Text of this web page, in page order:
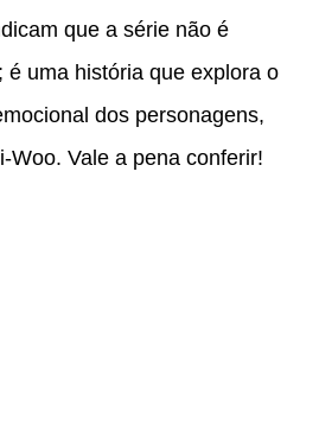
que a série não é
é uma história que explora o
dos personagens,
Woo. Vale a pena conferir!